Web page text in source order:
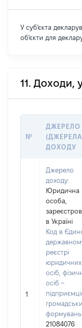
У суб'єкта
об'єкти для
11. Доходи,
№
ДЖЕРЕЛО
ДОХОДУ
1
Джерело
доходу:
Юридична
особа,
в Україні
Код в
реєстрі
юридичних
осіб,
осіб –
формувань:
21084076